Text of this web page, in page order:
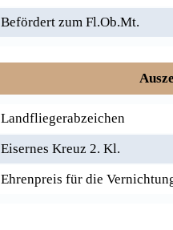
Befördert zum Fl.Ob.Mt.
Landfliegerabzeichen
Eisernes Kreuz 2. Kl.
Ehrenpreis für die